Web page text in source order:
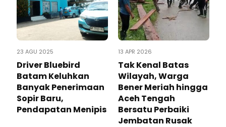
23 AGU 2025
Driver Bluebird
Batam Keluhkan
Banyak Penerimaan
Sopir Baru,
Pendapatan Menipis
13 APR 2026
Tak Kenal Batas
Wilayah, Warga
Bener Meriah hingga
Aceh Tengah
Bersatu Perbaiki
Jembatan Rusak